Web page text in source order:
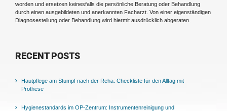
worden und ersetzen keinesfalls die persönliche Beratung oder Behandlung
durch einen ausgebildeten und anerkannten Facharzt. Von einer eigenständigen
Diagnosestellung oder Behandlung wird hiermit ausdrücklich abgeraten.
RECENT POSTS
Hautpflege am Stumpf nach der Reha: Checkliste für den Alltag mit
Prothese
Hygienestandards im OP-Zentrum: Instrumentenreinigung und